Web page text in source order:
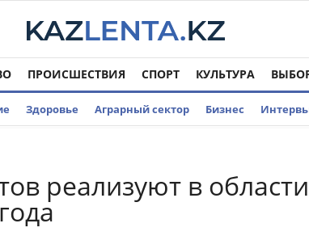
ПРОИСШЕСТВИЯ СПОРТ КУЛЬТУРА
Здоровье Аграрный сектор Бизнес
реализуют в области